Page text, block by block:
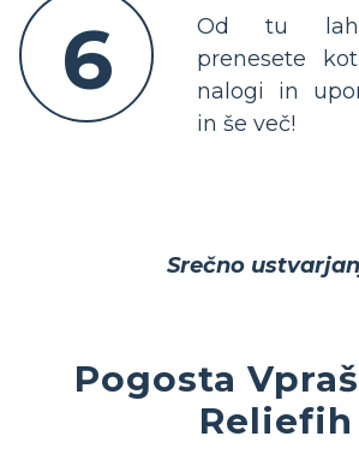
6
Od tu
prenesete
nalogi in
in še več!
Srečno
Pogosta
Reliefih